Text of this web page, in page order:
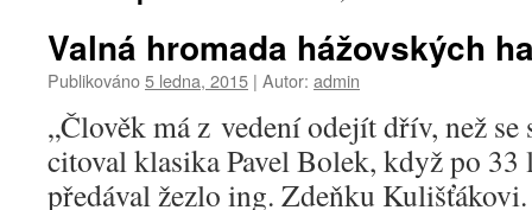
Valná hromada hážovských
Publikováno5 ledna, 2015 | Autor: admin
„Člověk má z vedení odejít dřív, než se
citoval klasika Pavel Bolek, když po 33
předával žezlo ing. Zdeňku